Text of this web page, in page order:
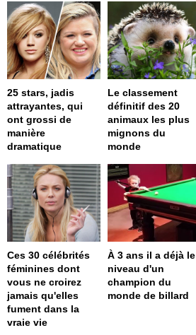
25 stars, jadis
attrayantes, qui
ont grossi de
manière
dramatique
Le classement
définitif des 20
animaux les plus
mignons du
monde
Ces 30 célébrités
féminines dont
vous ne croirez
jamais qu'elles
fument dans la
vraie vie
À 3 ans il a déjà le
niveau d'un
champion du
monde de billard